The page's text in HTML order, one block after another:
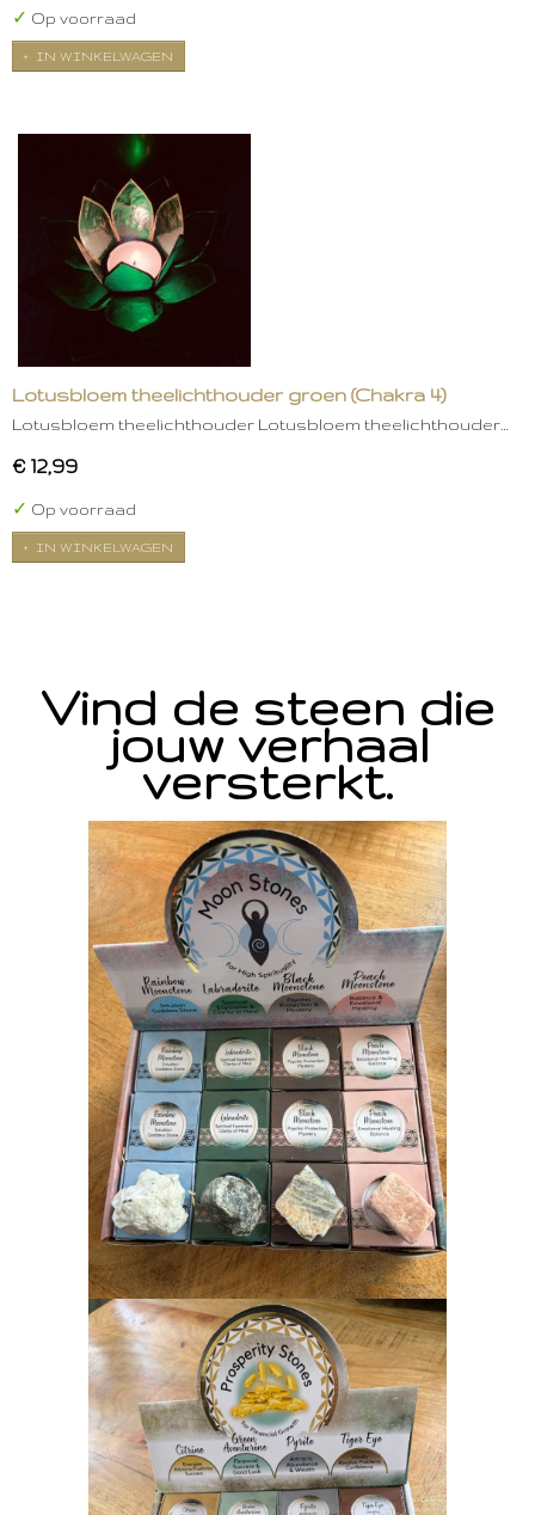
✓ Op voorraad
IN WINKELWAGEN
Lotusbloem theelichthouder groen (Chakra 4)
Lotusbloem theelichthouder Lotusbloem theelichthouder…
€ 12,99
✓ Op voorraad
IN WINKELWAGEN
Vind de steen die
jouw verhaal
versterkt.